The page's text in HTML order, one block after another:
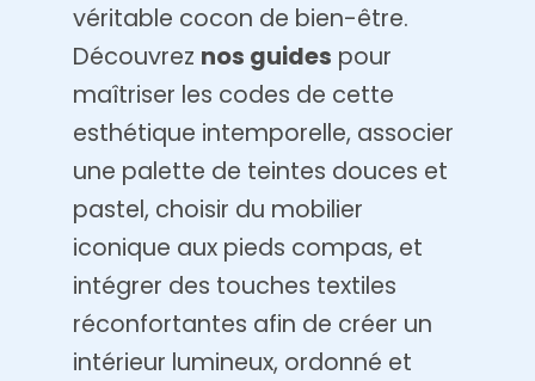
véritable cocon de bien-être.
Découvrez nos guides pour
maîtriser les codes de cette
esthétique intemporelle, associer
une palette de teintes douces et
pastel, choisir du mobilier
iconique aux pieds compas, et
intégrer des touches textiles
réconfortantes afin de créer un
intérieur lumineux, ordonné et